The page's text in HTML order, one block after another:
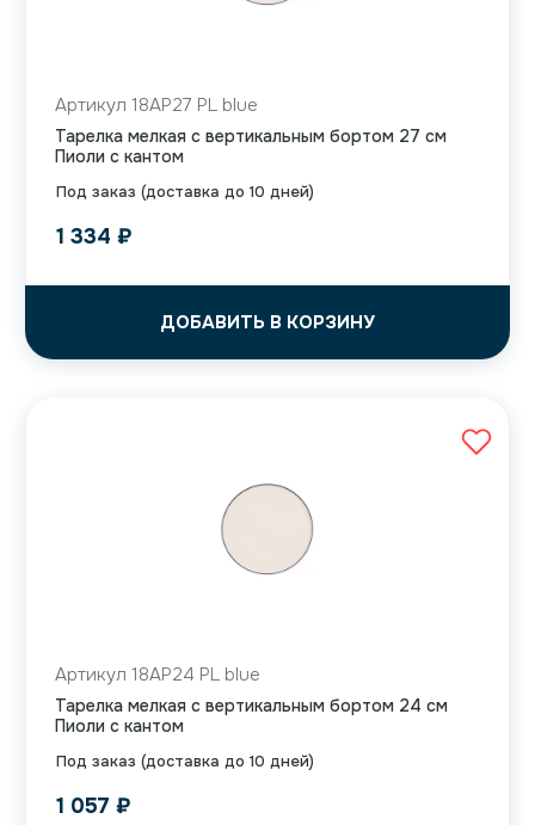
Под заказ (доставка до 10 дней)
Артикул 18AP27 PL blue
Тарелка мелкая с вертикальным бортом 27 см
Пиоли с кантом
1 334 ₽
ДОБАВИТЬ В КОРЗИНУ
Под заказ (доставка до 10 дней)
Артикул 18AP24 PL blue
Тарелка мелкая с вертикальным бортом 24 см
Пиоли с кантом
1 057 ₽